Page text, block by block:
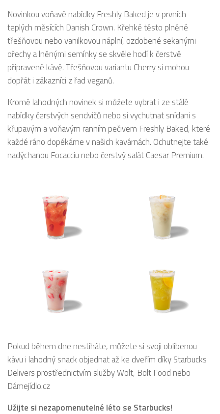
Novinkou voňavé nabídky Freshly Baked je v prvních
teplých měsících Danish Crown. Křehké těsto plněné
třešňovou nebo vanilkovou náplní, ozdobené sekanými
ořechy a lněnými semínky se skvěle hodí k čerstvě
připravené kávě. Třešňovou variantu Cherry si mohou
dopřát i zákazníci z řad veganů.
Kromě lahodných novinek si můžete vybrat i ze stálé
nabídky čerstvých sendvičů nebo si vychutnat snídani s
křupavým a voňavým ranním pečivem Freshly Baked, které
každé ráno dopékáme v našich kavárnách. Ochutnejte také
nadýchanou Focacciu nebo čerstvý salát Caesar Premium.
Pokud během dne nestíháte, můžete si svoji oblíbenou
kávu i lahodný snack objednat až ke dveřím díky Starbucks
Delivers prostřednictvím služby Wolt, Bolt Food nebo
Dámejídlo.cz
Užijte si nezapomenutelné léto se Starbucks!